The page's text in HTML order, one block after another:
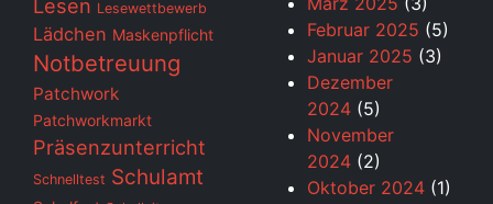
Lesen Lesewettbewerb
Lädchen Maskenpflicht
Notbetreuung
Patchwork
Patchworkmarkt
Präsenzunterricht
Schnelltest Schulamt
Februar 2025 (5)
Januar 2025 (3)
Dezember
2024 (5)
November
2024 (2)
Oktober 2024 (1)